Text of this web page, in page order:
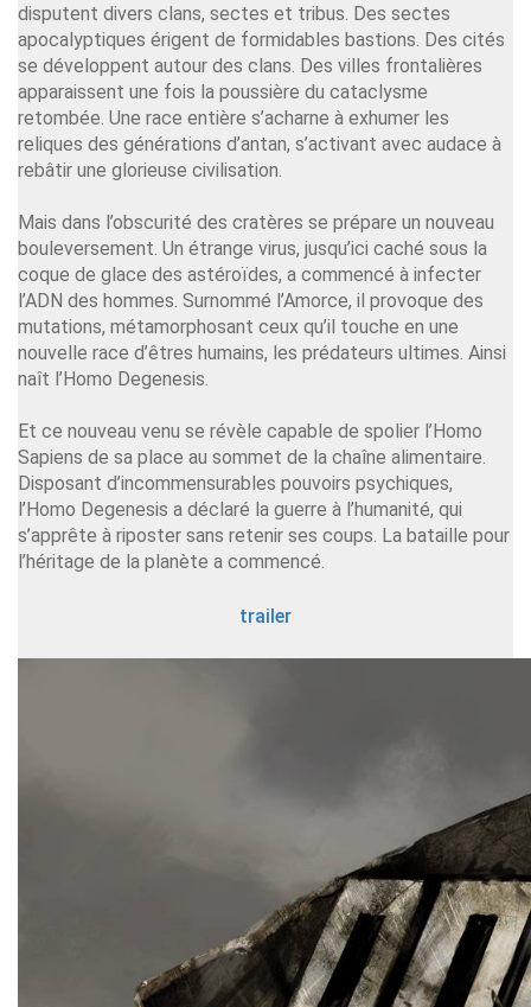
disputent divers clans, sectes et tribus. Des sectes
apocalyptiques érigent de formidables bastions. Des cités
se développent autour des clans. Des villes frontalières
apparaissent une fois la poussière du cataclysme
retombée. Une race entière s’acharne à exhumer les
reliques des générations d’antan, s’activant avec audace à
rebâtir une glorieuse civilisation.
Mais dans l’obscurité des cratères se prépare un nouveau
bouleversement. Un étrange virus, jusqu’ici caché sous la
coque de glace des astéroïdes, a commencé à infecter
l’ADN des hommes. Surnommé l’Amorce, il provoque des
mutations, métamorphosant ceux qu’il touche en une
nouvelle race d’êtres humains, les prédateurs ultimes. Ainsi
naît l’Homo Degenesis.
Et ce nouveau venu se révèle capable de spolier l’Homo
Sapiens de sa place au sommet de la chaîne alimentaire.
Disposant d’incommensurables pouvoirs psychiques,
l’Homo Degenesis a déclaré la guerre à l’humanité, qui
s’apprête à riposter sans retenir ses coups. La bataille pour
l’héritage de la planète a commencé.
trailer